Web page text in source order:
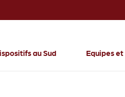
au Sud Equipes